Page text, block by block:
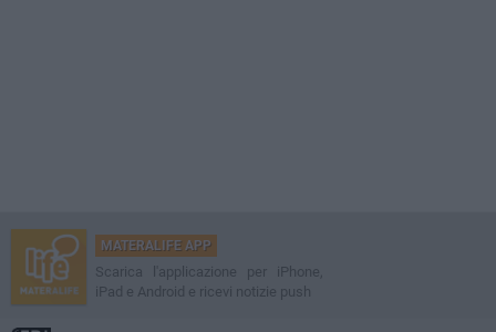
MATERALIFE APP
Scarica l'applicazione per iPhone,
iPad e Android e ricevi notizie push